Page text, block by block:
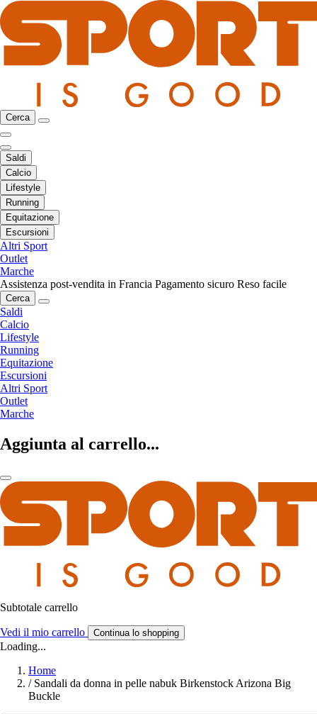
Cerca
Saldi
Calcio
Lifestyle
Running
Equitazione
Escursioni
Altri Sport
Outlet
Marche
Assistenza post-vendita in Francia Pagamento sicuro Reso facile
Cerca
Saldi
Calcio
Lifestyle
Running
Equitazione
Escursioni
Altri Sport
Outlet
Marche
Aggiunta al carrello...
Subtotale carrello
Vedi il mio carrello Continua lo shopping
Loading...
Home
/ Sandali da donna in pelle nabuk Birkenstock Arizona Big
Buckle